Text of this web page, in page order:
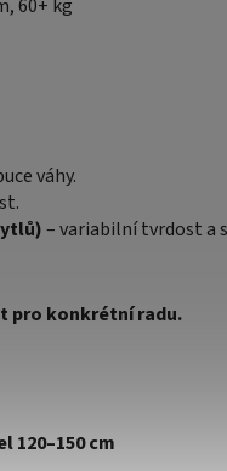
60+ kg
váhy.
– variabilní tvrdost a
pro konkrétní radu.
120–150 cm